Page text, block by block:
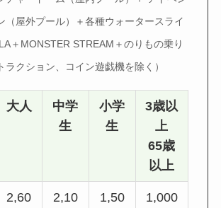
（屋外プール）＋各種ウォータースライ
＋MONSTER STREAM＋のりもの乗り
ラクション、コイン遊戯機を除く）
大人
中学
生
小学
生
3歳以
上
65歳
以上
2,60
2,10
1,50
1,000